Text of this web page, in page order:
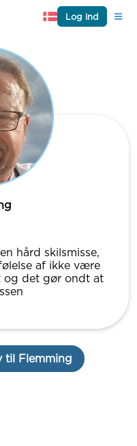
Log ind
hård skilsmisse,
af ikke være
og det gør ondt at
til Flemming